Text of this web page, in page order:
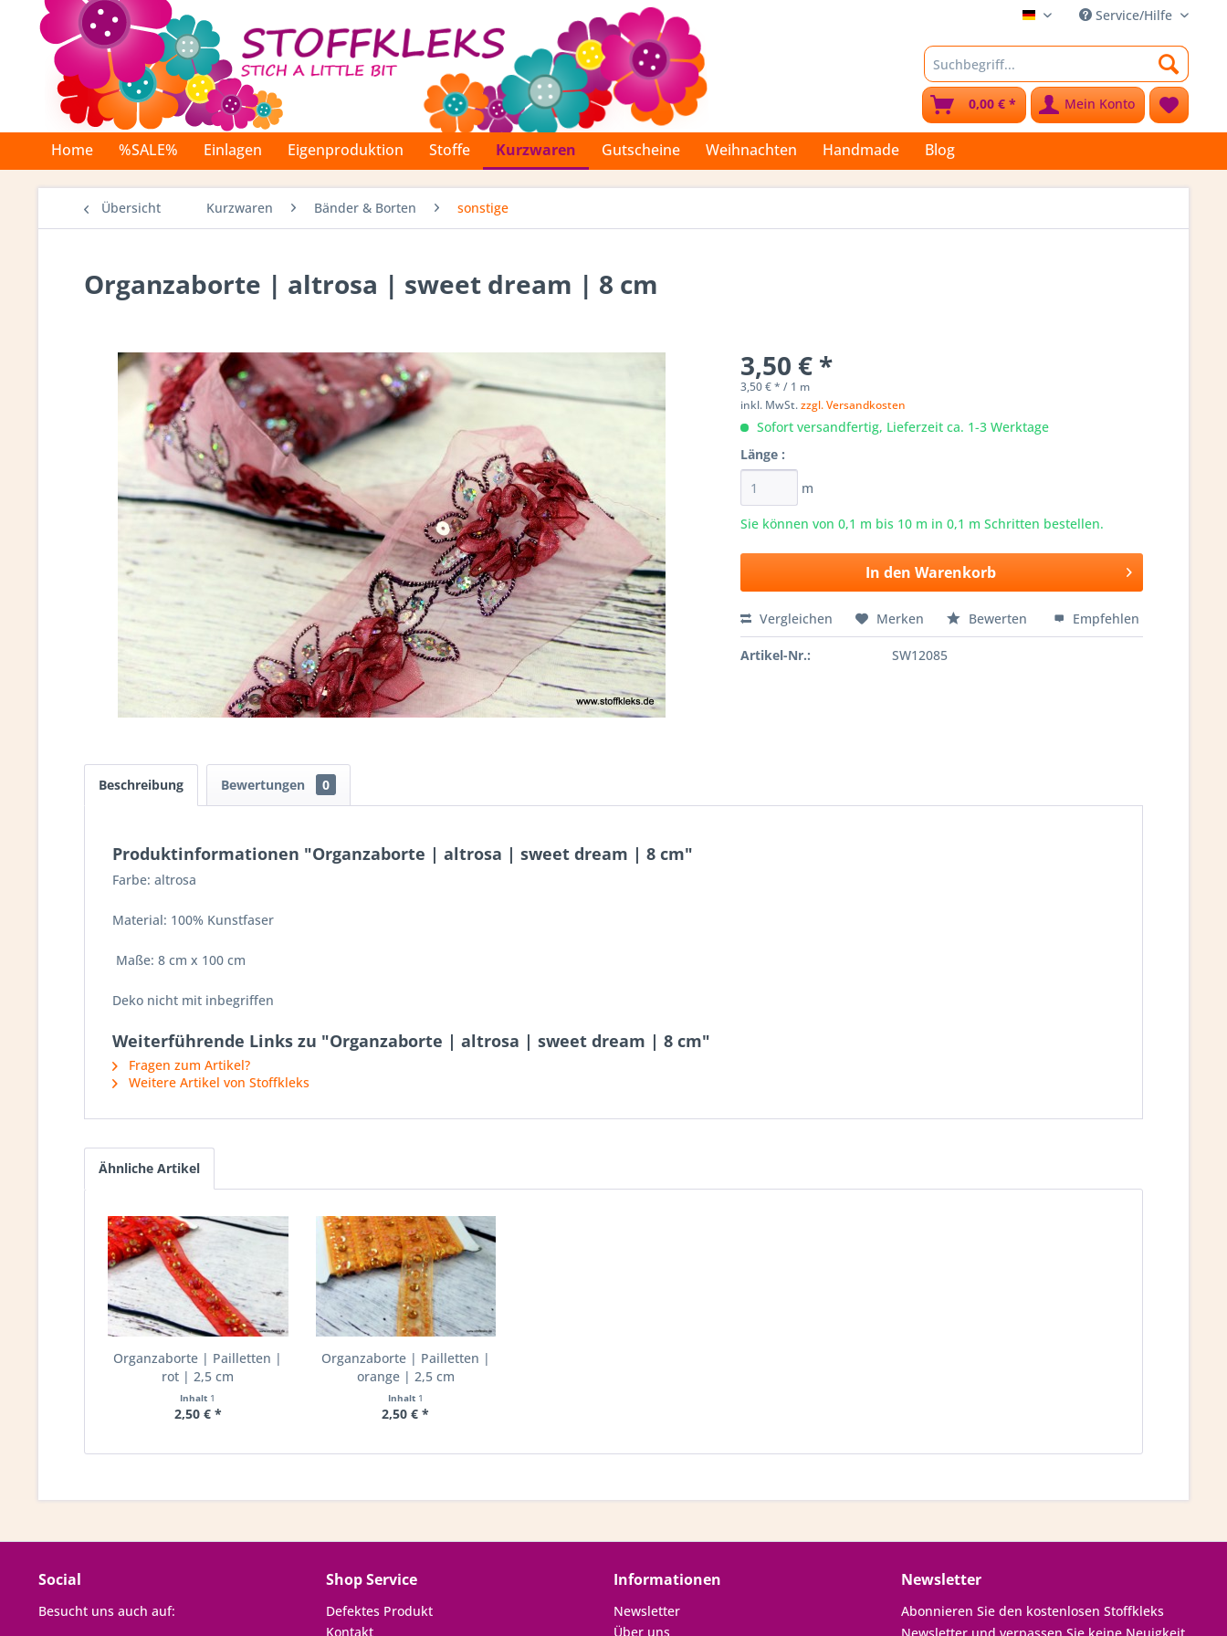
Stoffkleks Service/Hilfe
Mein Konto
0,00 € *
Home %SALE% Einlagen Eigenproduktion Stoffe Kurzwaren Gutscheine Weihnachten Handmade Blog
Übersicht Kurzwaren Bänder & Borten sonstige
Organzaborte | altrosa | sweet dream | 8 cm
3,50 € *
3,50 € * / 1 m
inkl. MwSt.zzgl. Versandkosten
Sofort versandfertig, Lieferzeit ca. 1-3 Werktage
Länge :
m
Sie können von 0,1 m bis 10 m in 0,1 m Schritten bestellen.
In den Warenkorb
Vergleichen Merken Bewerten Empfehlen
Artikel-Nr.: SW12085
Beschreibung Bewertungen 0
Produktinformationen "Organzaborte | altrosa | sweet dream | 8 cm"
Farbe: altrosa
Material: 100% Kunstfaser
Maße: 8 cm x 100 cm
Deko nicht mit inbegriffen
Weiterführende Links zu "Organzaborte | altrosa | sweet dream | 8 cm"
Fragen zum Artikel?
Weitere Artikel von Stoffkleks
Ähnliche Artikel
Organzaborte | Pailletten |
rot | 2,5 cm
Inhalt 1
2,50 € *
Organzaborte | Pailletten |
orange | 2,5 cm
Inhalt 1
2,50 € *
Social
Besucht uns auch auf:
Shop Service
Defektes Produkt
Kontakt
Informationen
Newsletter
Über uns
Newsletter
Abonnieren Sie den kostenlosen Stoffkleks